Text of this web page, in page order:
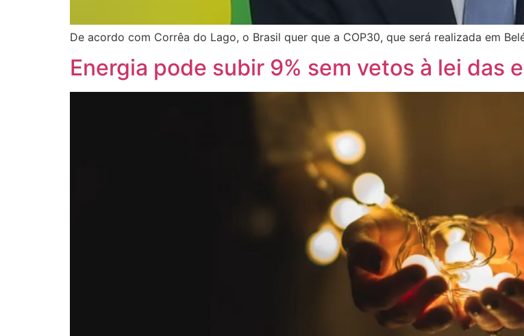
De acordo com Corrêa do Lago, o Brasil quer que a COP30, que será realizada em
Energia pode subir 9% sem vetos à lei das